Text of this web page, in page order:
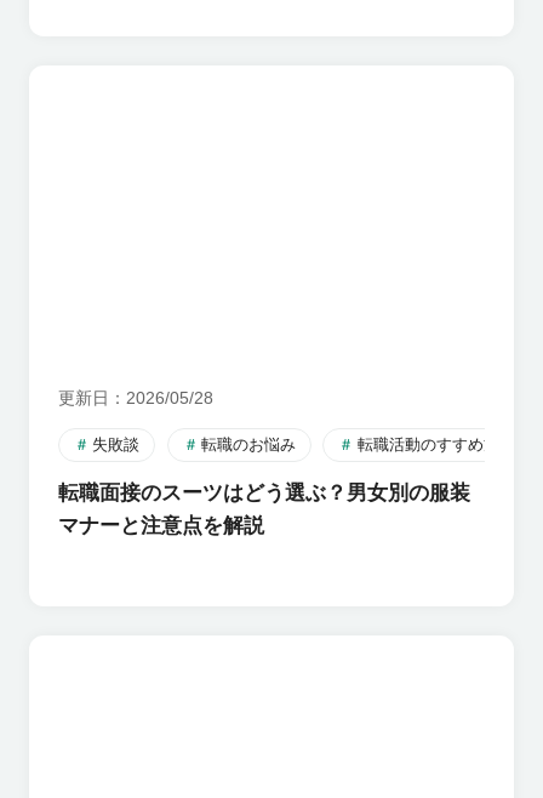
更新日 2026/05/28
失敗談 転職のお悩み 転職活動のすすめ方
転職面接のスーツはどう選ぶ？男女別の服装
マナーと注意点を解説